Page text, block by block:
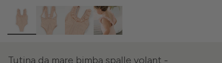
Tutina da mare bimba spalle volant -